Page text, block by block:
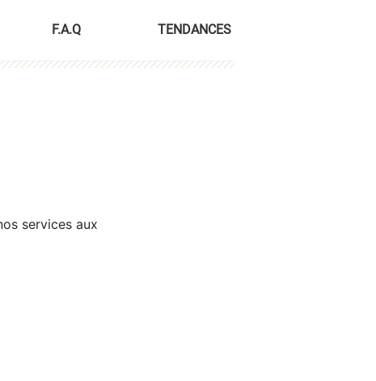
F.A.Q TENDANCES
services aux